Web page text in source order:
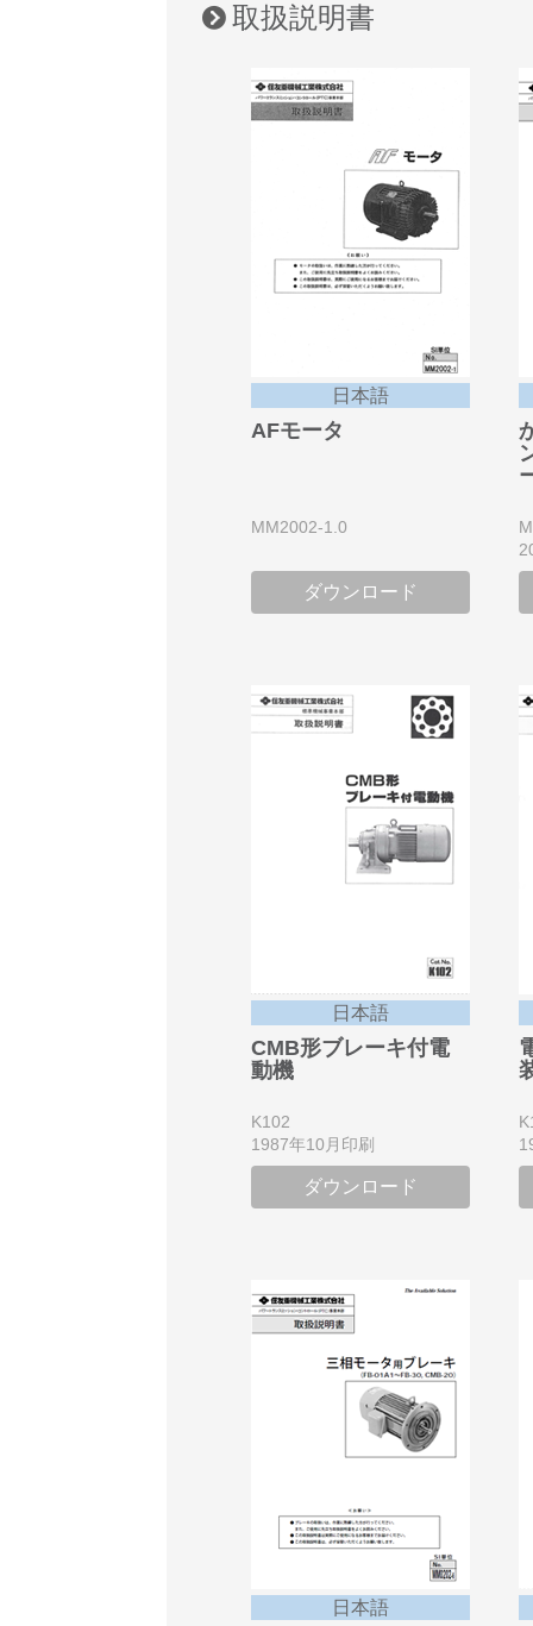
取扱説明書
日本語
AFモータ
MM2002-1.0
ダウンロード
日本語
CMB形ブレーキ付電
動機
K102
1987年10月印刷
ダウンロード
日本語